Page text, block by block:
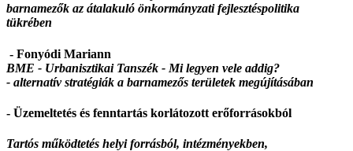
barnamezők az átalakuló önkormányzati fejlesztéspolitika
tükrében
- Fonyódi Mariann
BME - Urbanisztikai Tanszék - Mi legyen vele addig?
- alternatív stratégiák a barnamezős területek megújításában
- Üzemeltetés és fenntartás korlátozott erőforrásokból
Tartós működtetés helyi forrásból, intézményekben,